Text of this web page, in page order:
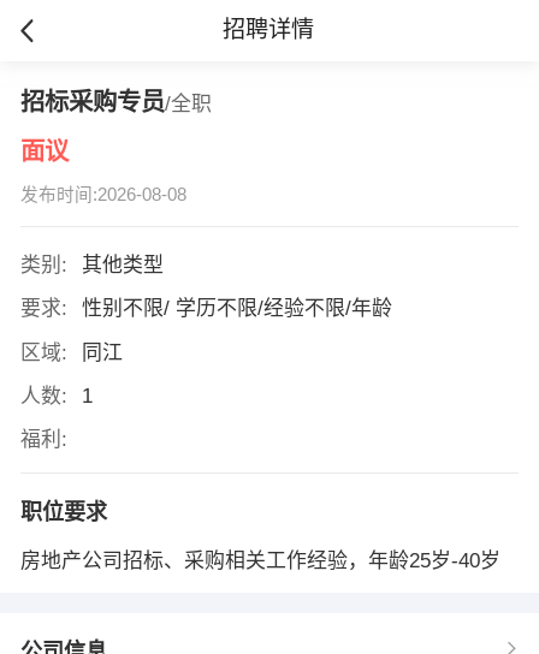
招聘详情
招标采购专员/全职
面议
发布时间:2026-08-08
类别:
其他类型
要求:
性别不限/ 学历不限/经验不限/年龄
区域:
同江
人数:
1
福利:
职位要求
房地产公司招标、采购相关工作经验，年龄25岁-40岁